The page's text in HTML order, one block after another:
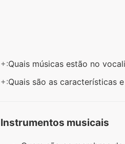
+:Quais músicas estão no
+:Quais são as características
Instrumentos musicais